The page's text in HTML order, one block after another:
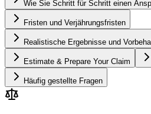
Wie Sie Schritt für Schritt einen
Fristen und Verjährungsfristen
Realistische Ergebnisse und
Estimate & Prepare Your Claim
Häufig gestellte Fragen